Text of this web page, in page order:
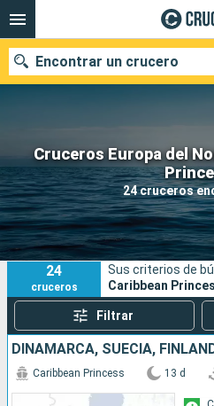
Cruceros Europa del
24 cruceros
Encontrar un crucero
Nuestros destinos
Fecha de salida
Puertos
24
cruceros
Sus criterios de
Caribbean
Filtrar
Caribbean Princess 13 d